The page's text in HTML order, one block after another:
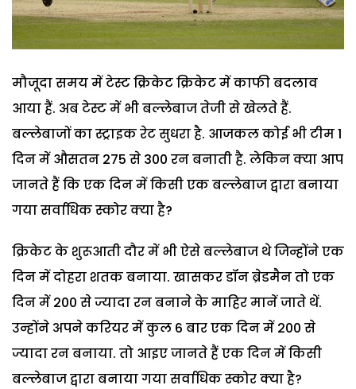
मौजूदा समय में टेस्ट क्रिकेट क्रिकेट में काफी बदलाव
आया हैं. अब टेस्ट में भी बल्लेबाज तेजी से खेलते हैं.
बल्लेबाजों का स्ट्राइक रेट सुधरा है. आजकल कोई भी टीम 1
दिन में औसतन 275 से 300 रन बनाती है. लेकिन क्या आप
जानते हैं कि एक दिन में किसी एक बल्लेबाज द्वारा बनाया
गया सर्वाधिक स्कोर क्या है?
क्रिकेट के शुरूआती दौर में भी ऐसे बल्लेबाज थे जिन्होंने एक
दिन में दोहरा शतक बनाया. खासकर डॉन ब्रेडमैन तो एक
दिन में 200 से ज्यादा रन बनाने के माहिर मानें जाते थें.
उन्होंने अपने करियर में कुल 6 बार एक दिन में 200 से
ज्यादा रन बनाया. तो आइए जानते हैं एक दिन में किसी
बल्लेबाज द्वारा बनाया गया सर्वाधिक स्कोर क्या है?